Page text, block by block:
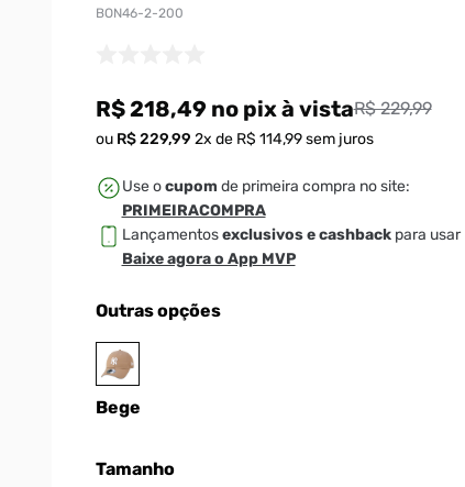
BON46-2-200
R$ 218,49no pixà vistaR$ 229,99
ou R$ 229,99 2x de R$ 114,99sem juros
Use ocupom de primeira compra no site:
PRIMEIRACOMPRA
Lançamentosexclusivos e cashbackpara usar
Baixe agora o App MVP
Outras opções
Bege
Tamanho